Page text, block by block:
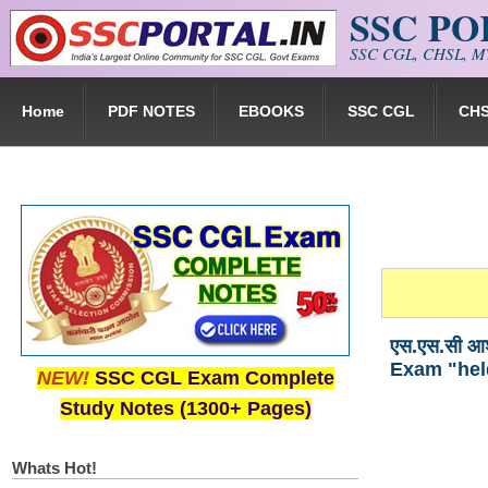
Skip to main content SSC
SSC CGL, CHSL,
Home PDF NOTES EBOOKS SSC CGL
एस.एस.सी
Exam
NEW! SSC CGL Exam Complete
Study Notes (1300+ Pages)
Whats Hot!